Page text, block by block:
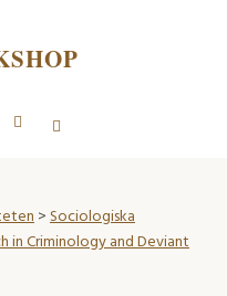
>Sociologiska
in Criminology and Deviant